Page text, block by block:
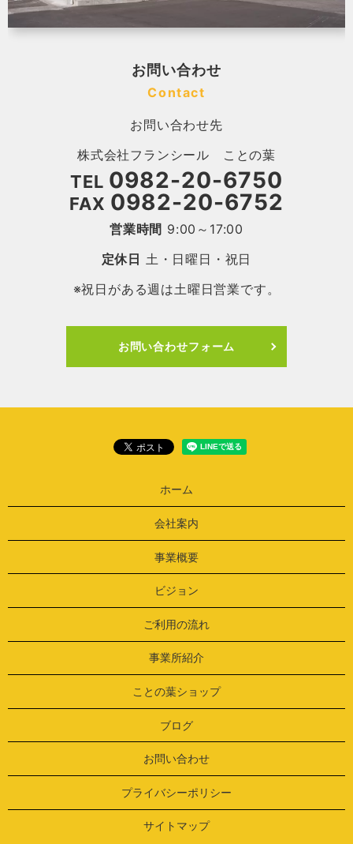
お問い合わせ
Contact
お問い合わせ先
株式会社フランシール ことの葉
TEL 0982-20-6750
FAX 0982-20-6752
営業時間 9:00～17:00
定休日 土・日曜日・祝日
※祝日がある週は土曜日営業です。
お問い合わせフォーム
ホーム
会社案内
事業概要
ビジョン
ご利用の流れ
事業所紹介
ことの葉ショップ
ブログ
お問い合わせ
プライバシーポリシー
サイトマップ